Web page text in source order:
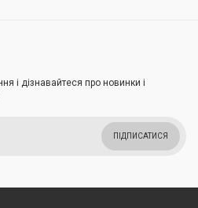
і дізнавайтеся про новинки і
ПІДПИСАТИСЯ